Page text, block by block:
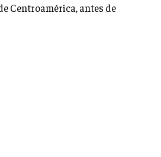
Centroamérica, antes de